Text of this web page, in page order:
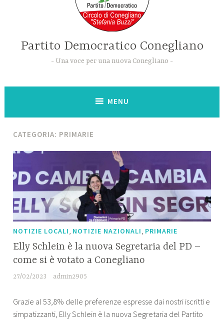
Partito Democratico Conegliano
Una voce per una nuova Conegliano
MENU
CATEGORIA: PRIMARIE
NOTIZIE LOCALI, NOTIZIE NAZIONALI, PRIMARIE
Elly Schlein è la nuova Segretaria del PD –
come si è votato a Conegliano
27/02/2023 admin2905
Grazie al 53,8% delle preferenze espresse dai nostri iscritti e
simpatizzanti, Elly Schlein è la nuova Segretaria del Partito